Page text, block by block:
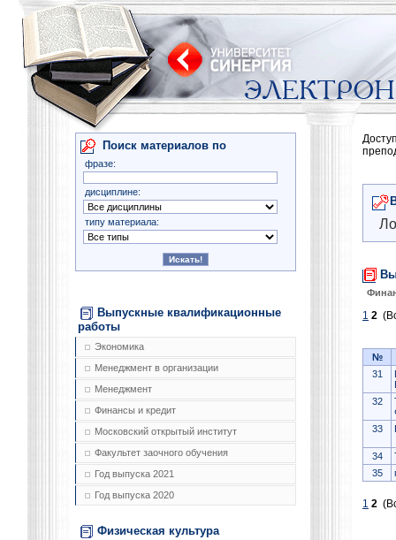
Поиск материалов по
фразе:
дисциплине:
типу материала:
Выпускные квалификационные
работы
Экономика
Менеджмент в организации
Менеджмент
Финансы и кредит
Московский открытый институт
Факультет заочного обучения
Год выпуска 2021
Год выпуска 2020
Физическая культура
1 2
№
31
32
33
34
35
1 2